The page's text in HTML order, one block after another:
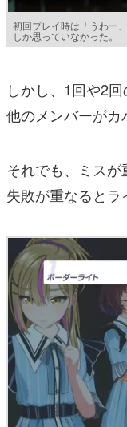
初回プレイ時は「うわー
しか思っていなかった。
しかし、1回や2
他のメンバーがカ
それでも、ミスが
失敗が重なるとラ